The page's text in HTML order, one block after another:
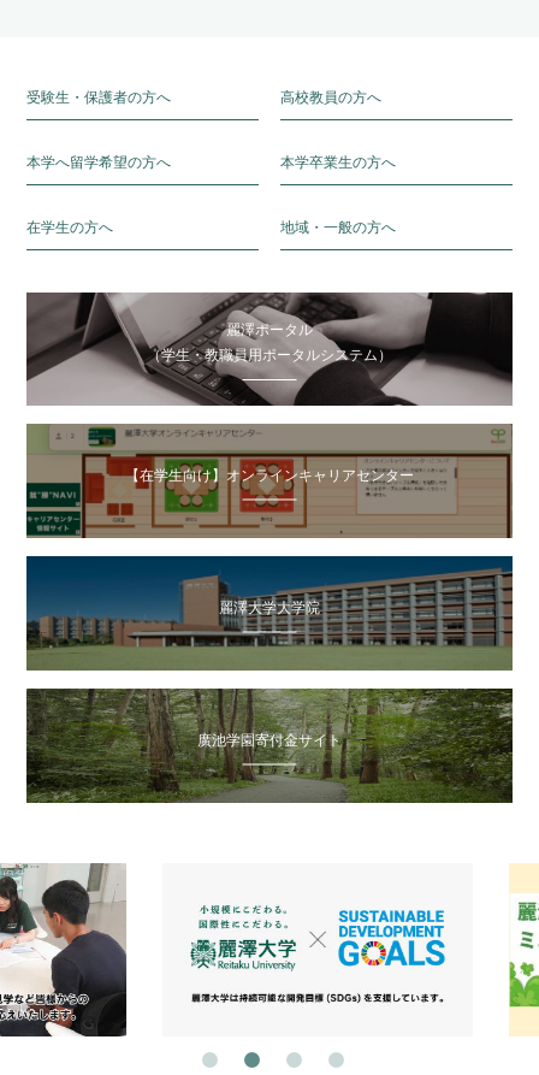
受験生・保護者の方へ 高校教員の方へ
本学へ留学希望の方へ 本学卒業生の方へ
在学生の方へ 地域・一般の方へ
麗澤ポータル
（学生・教職員用ポータルシステム）
【在学生向け】オンラインキャリアセンター
麗澤大学大学院
廣池学園寄付金サイト